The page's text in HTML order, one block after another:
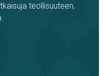
teollisuuteen,